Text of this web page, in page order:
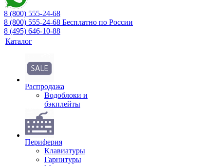
8 (800) 555-24-68
8 (800) 555-24-68 Бесплатно по России
8 (495) 646-10-88
Каталог
Распродажа
Водоблоки и
бэкплейты
Периферия
Клавиатуры
Гарнитуры